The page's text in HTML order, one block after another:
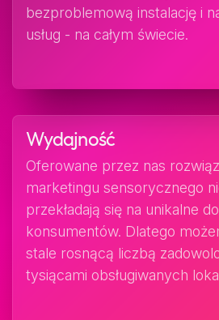
bezproblemową instalację i
usług - na całym świecie.
Wydajność
Oferowane przez nas
marketingu sensorycznego
przekładają się na unikalne
konsumentów. Dlatego
stale rosnącą liczbą
tysiącami obsługiwanych